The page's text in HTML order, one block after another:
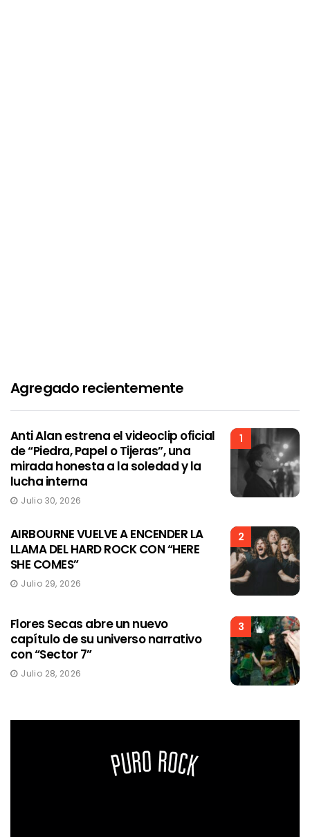
Agregado recientemente
1
Anti Alan estrena el videoclip oficial
de “Piedra, Papel o Tijeras”, una
mirada honesta a la soledad y la
lucha interna
Julio 30, 2026
2
AIRBOURNE VUELVE A ENCENDER LA
LLAMA DEL HARD ROCK CON “HERE
SHE COMES”
Julio 29, 2026
3
Flores Secas abre un nuevo
capítulo de su universo narrativo
con “Sector 7”
Julio 28, 2026